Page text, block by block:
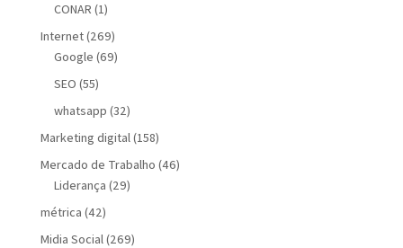
CONAR (1)
Internet(269)
Google (69)
SEO (55)
whatsapp (32)
Marketing digital(158)
Mercado de Trabalho (46)
Liderança (29)
métrica (42)
Midia Social(269)